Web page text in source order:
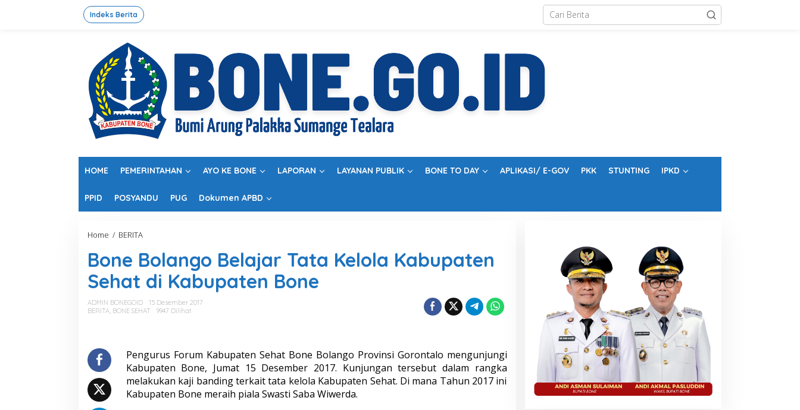
Indeks Berita
HOME PEMERINTAHAN AYO KE BONE LAPORAN LAYANAN PUBLIK BONE TO DAY APLIKASI/ E-GOV PKK STUNTING IPKD
PPID POSYANDU PUG Dokumen APBD
Home / BERITA
n
e
B
o
a
B
e
l
a
j
Bone Bolango Belajar Tata Kelola Kabupaten
Sehat di Kabupaten Bone
ADMIN BONEGOID
15 Desember 2017
BERITA, BONE SEHAT 9947 Dilihat
Pengurus Forum Kabupaten Sehat Bone Bolango Provinsi Gorontalo mengunjungi
Kabupaten Bone, Jumat 15 Desember 2017. Kunjungan tersebut dalam rangka
melakukan kaji banding terkait tata kelola Kabupaten Sehat. Di mana Tahun 2017 ini
Kabupaten Bone meraih piala Swasti Saba Wiwerda.